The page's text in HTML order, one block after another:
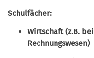
Schulfächer:
Wirtschaft (z.B.
Rechnungswesen)